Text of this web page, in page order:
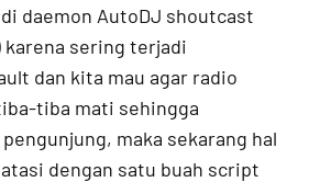
daemon AutoDJ shoutcast
karena sering terjadi
dan kita mau agar radio
tiba mati sehingga
maka sekarang hal
dengan satu buah script